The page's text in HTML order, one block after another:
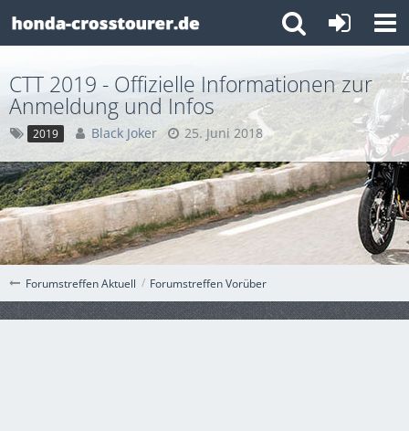
Forumstreffen Aktuell Forumstreffen Vorüber
CTT 2019 - Offizielle Informationen zur
Anmeldung und Infos
2019 Black Joker 25. Juni 2018